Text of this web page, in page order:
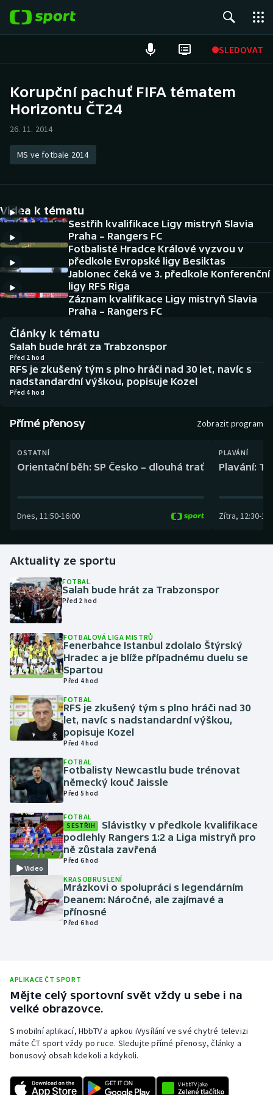
SLEDOVAT
Hokej
Atletika
DALŠÍ SPORTY
Americký fotbal
Baseball a softbal
Biatlon
Boby a skeleton
Curling
Dostihy
Futsal
Golf
Gymnastika
Házená
Jezdectví
Judo
Krasobruslení
Lezení
Moderní pětiboj
Motorsport
Olympijské hry
Parasport
Plavání
Plážový volejbal
Rychlostní kanoistika
Short track
Sportovní střelba
NEPŘEHLÉDNĚTE
Historické návraty
Aplikace ČT sport
AZ kvíz
Korupční pachuť FIFA tématem
Horizontu ČT24
26. 11. 2014
MS ve fotbale 2014
Videa k tématu
Sestřih kvalifikace Ligy mistryň Slavia
Praha – Rangers FC
Fotbalisté Hradce Králové vyzvou v
předkole Evropské ligy Besiktas
Jablonec čeká ve 3. předkole Konferenční
ligy RFS Riga
Záznam kvalifikace Ligy mistryň Slavia
Praha – Rangers FC
Články k tématu
Salah bude hrát za Trabzonspor
Před 2 hod
RFS je zkušený tým s plno hráči nad 30 let, navíc s
nadstandardní výškou, popisuje Kozel
Před 4 hod
Přímé přenosy Zobrazit program
OSTATNÍ
Orientační běh: SP Česko – dlouhá trať
Dnes, 11:50-16:00
PLAVÁNÍ
Plavání:
Zítra, 12:30-
Aktuality ze sportu
FOTBAL
Salah bude hrát za Trabzonspor
Před 2 hod
FOTBALOVÁ LIGA MISTRŮ
Fenerbahce Istanbul zdolalo Štýrský
Hradec a je blíže případnému duelu se
Spartou
Před 4 hod
FOTBAL
RFS je zkušený tým s plno hráči nad 30
let, navíc s nadstandardní výškou,
popisuje Kozel
Před 4 hod
FOTBAL
Fotbalisty Newcastlu bude trénovat
německý kouč Jaissle
Před 5 hod
Video
FOTBAL
SESTŘIH
Slávistky v předkole kvalifikace
podlehly Rangers 1:2 a Liga mistryň pro
ně zůstala zavřená
Před 6 hod
KRASOBRUSLENÍ
Mrázkovi o spolupráci s legendárním
Deanem: Náročné, ale zajímavé a
přínosné
Před 6 hod
APLIKACE ČT SPORT
Mějte celý sportovní svět vždy u sebe i na
velké obrazovce.
S mobilní aplikací, HbbTV a apkou iVysílání ve své chytré televizi
máte ČT sport vždy po ruce. Sledujte přímé přenosy, články a
bonusový obsah kdekoli a kdykoli.